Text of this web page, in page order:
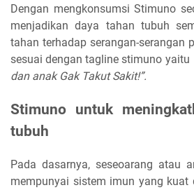
Dengan mengkonsumsi Stimuno
menjadikan daya tahan tubuh
tahan terhadap serangan-serangan
sesuai dengan tagline stimuno yaitu
dan anak Gak Takut Sakit!”.
Stimuno untuk
tubuh
Pada dasarnya, seseoarang atau
mempunyai sistem imun yang kuat